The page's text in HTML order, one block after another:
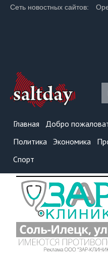
Сеть новостных сайтов:
Главная Добро
Политика Экономика
Спорт